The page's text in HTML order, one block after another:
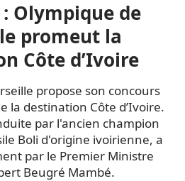
: Olympique de
promeut la
Côte d’Ivoire
propose son concours
la destination Côte d’Ivoire.
par l'ancien champion
Boli d'origine ivoirienne, a
par le Premier Ministre
Beugré Mambé.